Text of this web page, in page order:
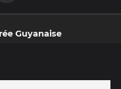
Guyanaise